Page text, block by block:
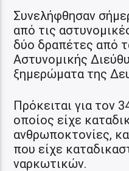
Συνελήφθησαν
από τις
δύο δραπέτες από
Αστυνομικής
ξημερώματα της
Πρόκειται για τον
οποίος είχε
ανθρωποκτονίες,
που είχε
ναρκωτικών.